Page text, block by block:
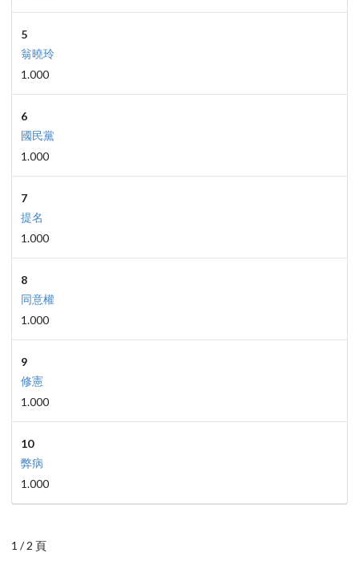
5
翁曉玲
1.000
6
國民黨
1.000
7
提名
1.000
8
同意權
1.000
9
修憲
1.000
10
弊病
1.000
1 / 2 頁